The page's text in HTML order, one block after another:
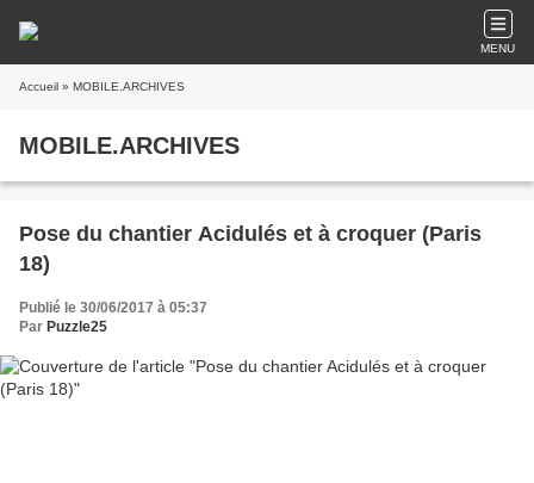
MENU
Accueil » MOBILE.ARCHIVES
MOBILE.ARCHIVES
Pose du chantier Acidulés et à croquer (Paris
18)
Publié le 30/06/2017 à 05:37
Par Puzzle25